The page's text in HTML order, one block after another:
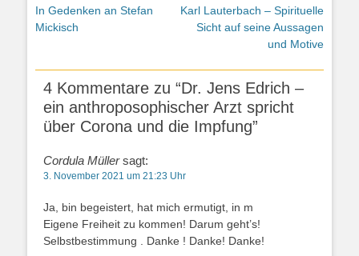
Vorheriger
Beitrag:
In Gedenken an Stefan
Mickisch
Nächster
Beitrag:
Karl Lauterbach – Spirituelle
Sicht auf seine Aussagen
und Motive
4 Kommentare zu “Dr. Jens Edrich –
ein anthroposophischer Arzt spricht
über Corona und die Impfung”
Cordula Müller sagt:
3. November 2021 um 21:23 Uhr
Ja, bin begeistert, hat mich ermutigt, in m
Eigene Freiheit zu kommen! Darum geht’s!
Selbstbestimmung . Danke ! Danke! Danke!